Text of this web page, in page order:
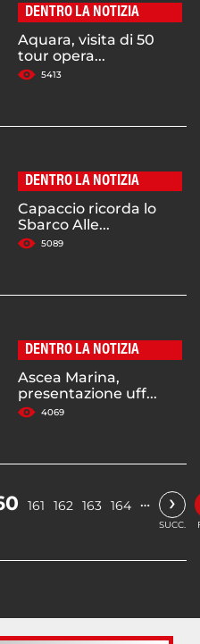
DENTRO LA NOTIZIA
Aquara, visita di 50
tour opera...
5413
DENTRO LA NOTIZIA
Capaccio ricorda lo
Sbarco Alle...
5089
DENTRO LA NOTIZIA
Ascea Marina,
presentazione uff...
4069
161 162 163 164 … ›
SUCC.